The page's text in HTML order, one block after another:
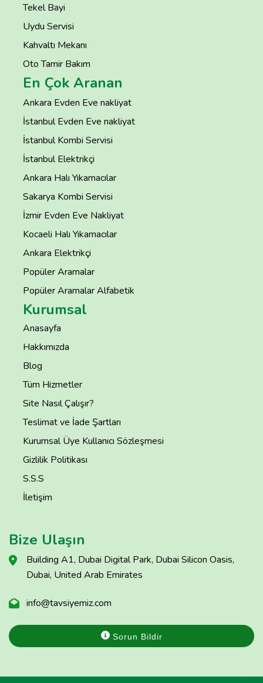
Tekel Bayi
Uydu Servisi
Kahvaltı Mekanı
Oto Tamir Bakım
En Çok Aranan
Ankara Evden Eve nakliyat
İstanbul Evden Eve nakliyat
İstanbul Kombi Servisi
İstanbul Elektrikçi
Ankara Halı Yıkamacılar
Sakarya Kombi Servisi
İzmir Evden Eve Nakliyat
Kocaeli Halı Yıkamacılar
Ankara Elektrikçi
Popüler Aramalar
Popüler Aramalar Alfabetik
Kurumsal
Anasayfa
Hakkımızda
Blog
Tüm Hizmetler
Site Nasıl Çalışır?
Teslimat ve İade Şartları
Kurumsal Üye Kullanıcı Sözleşmesi
Gizlilik Politikası
S.S.S
İletişim
Bize Ulaşın
Building A1, Dubai Digital Park, Dubai Silicon Oasis,
Dubai, United Arab Emirates
info@tavsiyemiz.com
Sorun Bildir